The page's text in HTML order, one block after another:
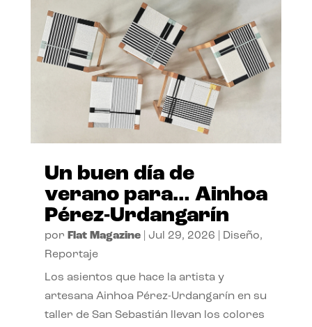
Un buen día de
verano para… Ainhoa
Pérez-Urdangarín
por Flat Magazine| Jul 29, 2026 Diseño,
Reportaje
Los asientos que hace la artista y
artesana Ainhoa Pérez-Urdangarín en su
taller de San Sebastián llevan los colores